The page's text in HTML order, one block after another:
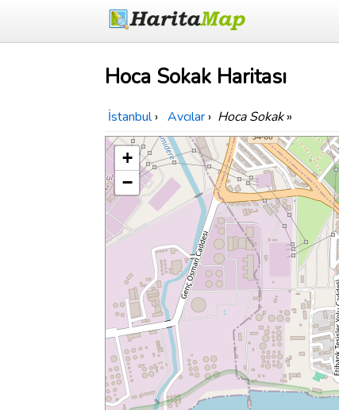
Hoca Sokak Haritası
İstanbul › Avcılar › Hoca Sokak»
+
−